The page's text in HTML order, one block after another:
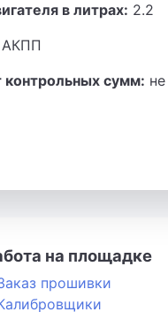
в литрах: 2.2
АКПП
контрольных сумм: не
на площадке
прошивки